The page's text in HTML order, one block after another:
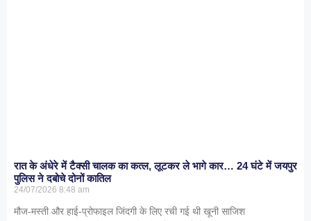
रात के अंधेरे में टैक्सी चालक का कत्ल, लूटकर ले भागे कार… 24 घंटे में जयपुर
पुलिस ने दबोचे दोनों कातिल
24/07/2026 8:48 am
मौज-मस्ती और हाई-प्रोफाइल जिंदगी के लिए रची गई थी खूनी साजिश